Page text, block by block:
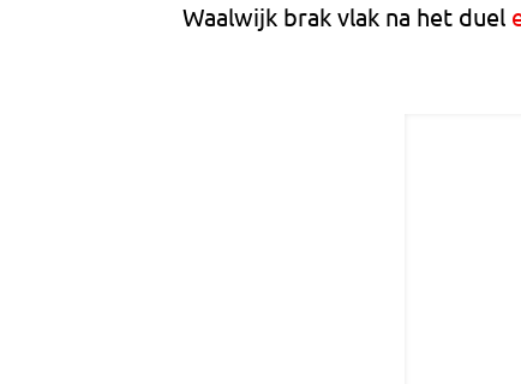
Waalwijk brak vlak na het duel